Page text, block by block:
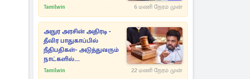
Tamilwin 6 மணி நேரம் முன்
அநுர அரசின் அதிரடி -
தீவிர பாதுகாப்பில்
நீதிபதிகள்- அடுத்துவரும்
நாட்களில்
அம்பலமாகவுள்ள ரகசியம்
Tamilwin 22 மணி நேரம் முன்